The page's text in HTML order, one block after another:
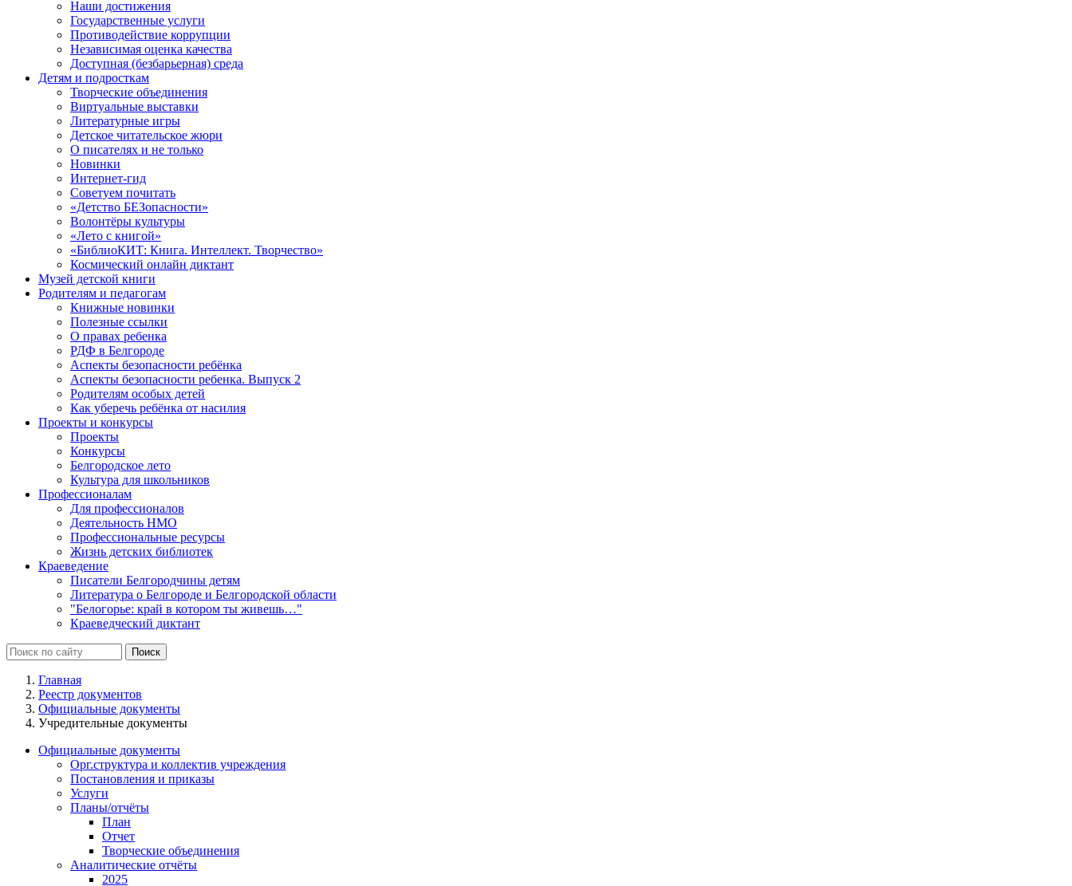
Наши достижения
Государственные услуги
Противодействие коррупции
Независимая оценка качества
Доступная (безбарьерная) среда
Детям и подросткам
Творческие объединения
Виртуальные выставки
Литературные игры
Детское читательское жюри
О писателях и не только
Новинки
Интернет-гид
Советуем почитать
«Детство БЕЗопасности»
Волонтёры культуры
«Лето с книгой»
«БиблиоКИТ: Книга. Интеллект. Творчество»
Космический онлайн диктант
Музей детской книги
Родителям и педагогам
Книжные новинки
Полезные ссылки
О правах ребенка
РДФ в Белгороде
Аспекты безопасности ребёнка
Аспекты безопасности ребенка. Выпуск 2
Родителям особых детей
Как уберечь ребёнка от насилия
Проекты и конкурсы
Проекты
Конкурсы
Белгородское лето
Культура для школьников
Профессионалам
Для профессионалов
Деятельность НМО
Профессиональные ресурсы
Жизнь детских библиотек
Краеведение
Писатели Белгородчины детям
Литература о Белгороде и Белгородской области
"Белогорье: край в котором ты живешь…"
Краеведческий диктант
Главная
Реестр документов
Официальные документы
Учредительные документы
Официальные документы
Орг.структура и коллектив учреждения
Постановления и приказы
Услуги
Планы/отчёты
План
Отчет
Творческие объединения
Аналитические отчёты
2025